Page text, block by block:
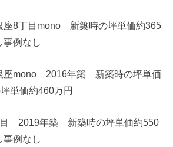
座8丁目mono 新築時の坪単価約365
例なし
座mono 2016年築 新築時の坪単価
単価約460万円
目 2019年築 新築時の坪単価約550
例なし